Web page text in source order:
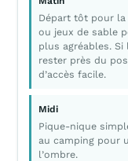
Départ tôt pour la
ou jeux de sable
plus agréables.
rester près du
d’accès facile.
Midi
Pique-nique
au camping pour
l’ombre.